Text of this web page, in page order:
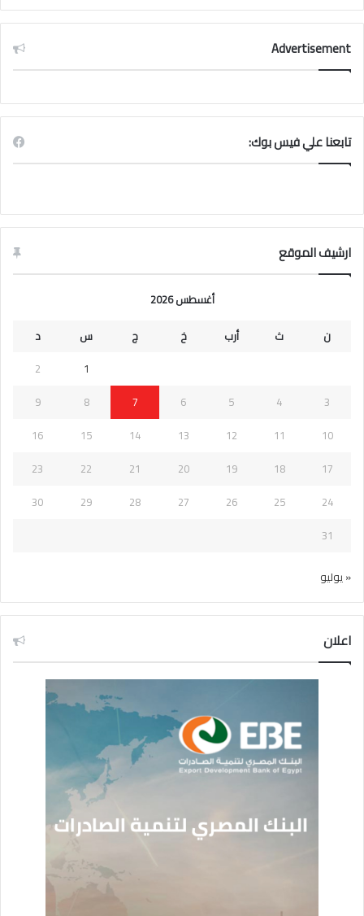
Advertisement
تابعنا علي فيس بوك:
ارشيف الموقع
أغسطس 2026
ن
ث أرب خ ج س
د
1
2
3
4
5
6
7
8
9
10
11
12
13
14
15
16
17
18
19
20
21
22
23
24
25
26
27
28
29
30
31
« يوليو
اعلان